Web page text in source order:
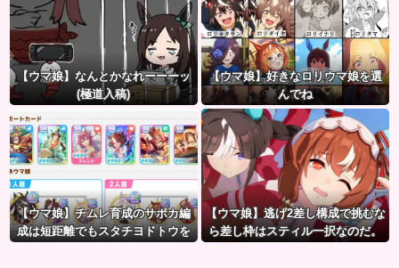
【ウマ娘】なんとかなれーーーッ
(極道入稿)
【ウマ娘】好きなロリウマ娘を選
んでね
【ウマ娘】チムレ育成のサポカ編
成は短距離でもスタチヨドトウを
【ウマ娘】逃げ2差し構成で挑むな
ら差し枠はスティル一択なのだ。